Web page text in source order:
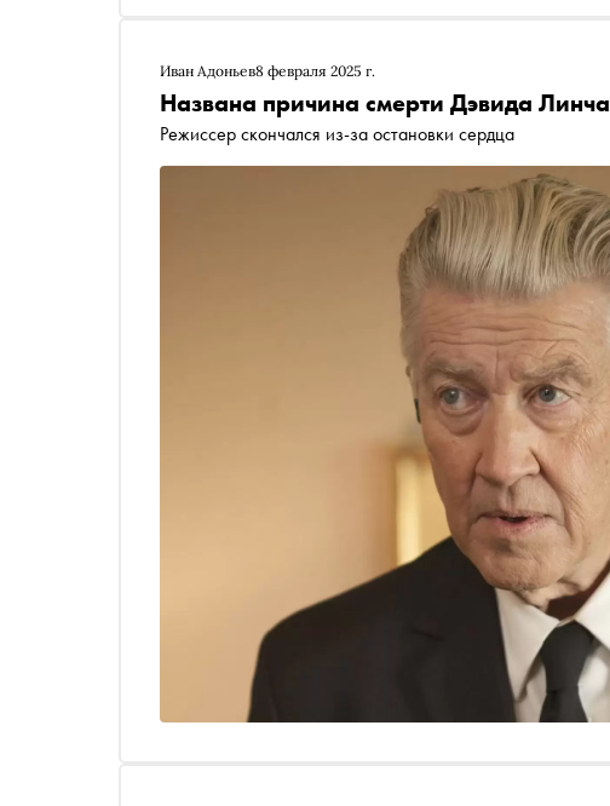
Иван Адоньев8 февраля 2025 г.
Названа причина смерти Дэвида Линча
Режиссер скончался из-за остановки сердца